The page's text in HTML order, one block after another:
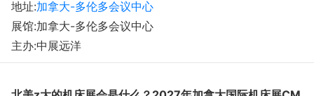
地址:加拿大-多伦多会议中心
展馆:加拿大-多伦多会议中心
主办:中展远洋